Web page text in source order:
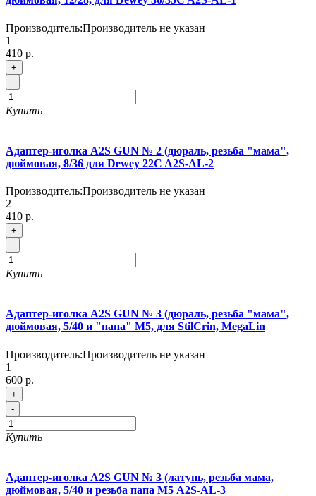
Производитель:Производитель не указан
1
410 р.
+
-
Купить
Адаптер-иголка A2S GUN № 2 (дюраль, резьба "мама",
дюймовая, 8/36 для Dewey 22C A2S-AL-2
Производитель:Производитель не указан
2
410 р.
+
-
Купить
Адаптер-иголка A2S GUN № 3 (дюраль, резьба "мама",
дюймовая, 5/40 и "папа" М5, для StilCrin, MegaLin
Производитель:Производитель не указан
1
600 р.
+
-
Купить
Адаптер-иголка A2S GUN № 3 (латунь, резьба мама,
дюймовая, 5/40 и резьба папа М5 A2S-AL-3